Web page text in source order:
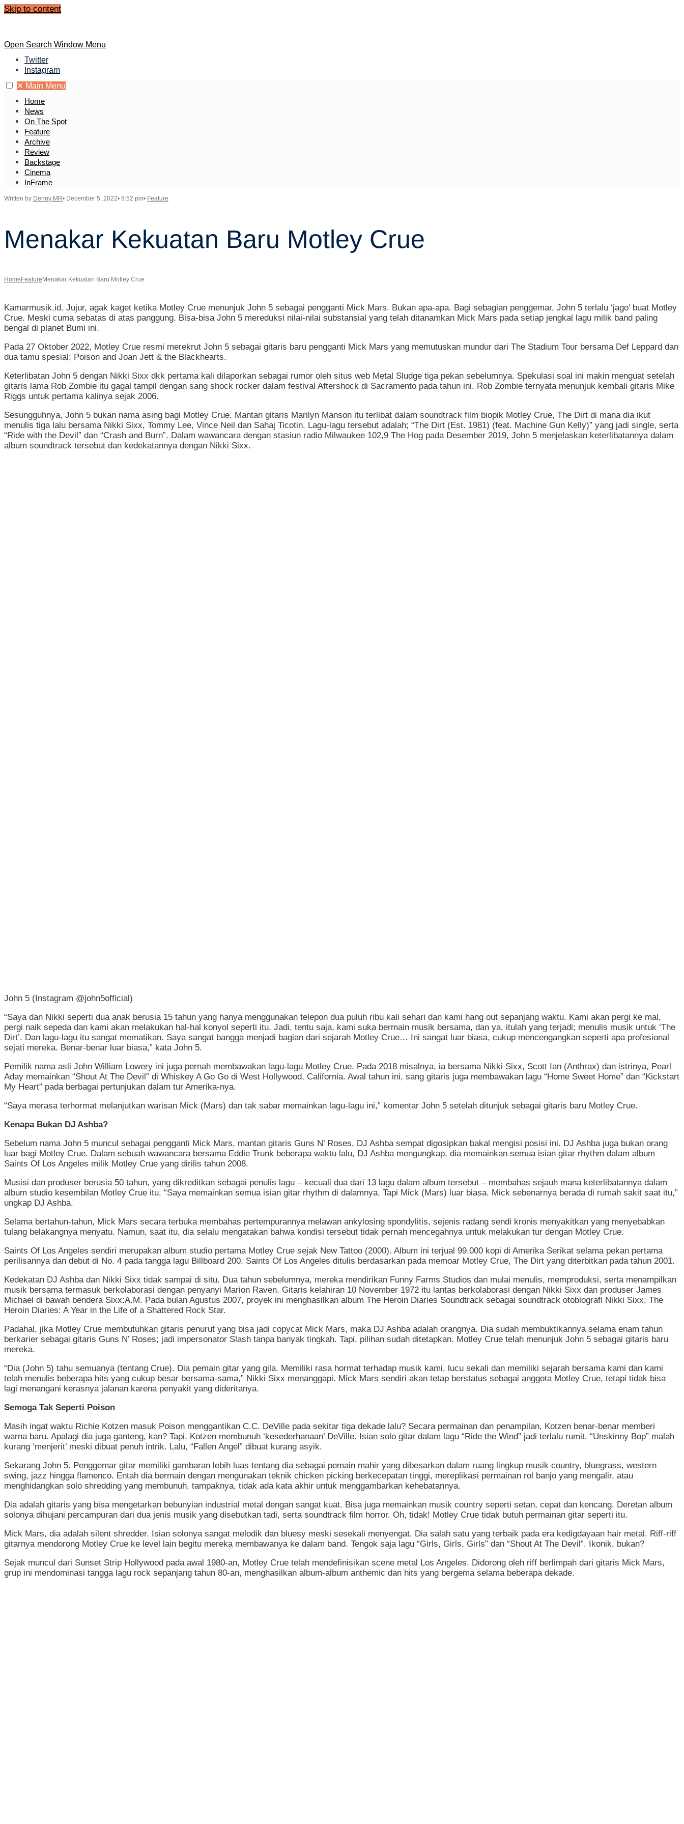
Skip to content
Open Search Window Menu
Twitter
Instagram
✕ Main Menu
Home
News
On The Spot
Feature
Archive
Review
Backstage
Cinema
InFrame
Written by Denny MR• December 5, 2022• 9:52 pm• Feature
Menakar Kekuatan Baru Motley Crue
Home Feature Menakar Kekuatan Baru Motley Crue
Kamarmusik.id. Jujur, agak kaget ketika Motley Crue menunjuk John 5 sebagai pengganti Mick Mars. Bukan apa-apa. Bagi sebagian penggemar, John 5 terlalu ‘jago’ buat Motley
Crue. Meski cuma sebatas di atas panggung. Bisa-bisa John 5 mereduksi nilai-nilai substansial yang telah ditanamkan Mick Mars pada setiap jengkal lagu milik band paling
bengal di planet Bumi ini.
Pada 27 Oktober 2022, Motley Crue resmi merekrut John 5 sebagai gitaris baru pengganti Mick Mars yang memutuskan mundur dari The Stadium Tour bersama Def Leppard dan
dua tamu spesial; Poison and Joan Jett & the Blackhearts.
Keterlibatan John 5 dengan Nikki Sixx dkk pertama kali dilaporkan sebagai rumor oleh situs web Metal Sludge tiga pekan sebelumnya. Spekulasi soal ini makin menguat setelah
gitaris lama Rob Zombie itu gagal tampil dengan sang shock rocker dalam festival Aftershock di Sacramento pada tahun ini. Rob Zombie ternyata menunjuk kembali gitaris Mike
Riggs untuk pertama kalinya sejak 2006.
Sesungguhnya, John 5 bukan nama asing bagi Motley Crue. Mantan gitaris Marilyn Manson itu terlibat dalam soundtrack film biopik Motley Crue, The Dirt di mana dia ikut
menulis tiga lalu bersama Nikki Sixx, Tommy Lee, Vince Neil dan Sahaj Ticotin. Lagu-lagu tersebut adalah; “The Dirt (Est. 1981) (feat. Machine Gun Kelly)” yang jadi single, serta
“Ride with the Devil” dan “Crash and Burn”. Dalam wawancara dengan stasiun radio Milwaukee 102,9 The Hog pada Desember 2019, John 5 menjelaskan keterlibatannya dalam
album soundtrack tersebut dan kedekatannya dengan Nikki Sixx.
John 5 (Instagram @john5official)
“Saya dan Nikki seperti dua anak berusia 15 tahun yang hanya menggunakan telepon dua puluh ribu kali sehari dan kami hang out sepanjang waktu. Kami akan pergi ke mal,
pergi naik sepeda dan kami akan melakukan hal-hal konyol seperti itu. Jadi, tentu saja, kami suka bermain musik bersama, dan ya, itulah yang terjadi; menulis musik untuk ‘The
Dirt’. Dan lagu-lagu itu sangat mematikan. Saya sangat bangga menjadi bagian dari sejarah Motley Crue… Ini sangat luar biasa, cukup mencengangkan seperti apa profesional
sejati mereka. Benar-benar luar biasa,” kata John 5.
Pemilik nama asli John William Lowery ini juga pernah membawakan lagu-lagu Motley Crue. Pada 2018 misalnya, ia bersama Nikki Sixx, Scott Ian (Anthrax) dan istrinya, Pearl
Aday memainkan “Shout At The Devil” di Whiskey A Go Go di West Hollywood, California. Awal tahun ini, sang gitaris juga membawakan lagu “Home Sweet Home” dan “Kickstart
My Heart” pada berbagai pertunjukan dalam tur Amerika-nya.
“Saya merasa terhormat melanjutkan warisan Mick (Mars) dan tak sabar memainkan lagu-lagu ini,” komentar John 5 setelah ditunjuk sebagai gitaris baru Motley Crue.
Kenapa Bukan DJ Ashba?
Sebelum nama John 5 muncul sebagai pengganti Mick Mars, mantan gitaris Guns N’ Roses, DJ Ashba sempat digosipkan bakal mengisi posisi ini. DJ Ashba juga bukan orang
luar bagi Motley Crue. Dalam sebuah wawancara bersama Eddie Trunk beberapa waktu lalu, DJ Ashba mengungkap, dia memainkan semua isian gitar rhythm dalam album
Saints Of Los Angeles milik Motley Crue yang dirilis tahun 2008.
Musisi dan produser berusia 50 tahun, yang dikreditkan sebagai penulis lagu – kecuali dua dari 13 lagu dalam album tersebut – membahas sejauh mana keterlibatannya dalam
album studio kesembilan Motley Crue itu. “Saya memainkan semua isian gitar rhythm di dalamnya. Tapi Mick (Mars) luar biasa. Mick sebenarnya berada di rumah sakit saat itu,”
ungkap DJ Ashba.
Selama bertahun-tahun, Mick Mars secara terbuka membahas pertempurannya melawan ankylosing spondylitis, sejenis radang sendi kronis menyakitkan yang menyebabkan
tulang belakangnya menyatu. Namun, saat itu, dia selalu mengatakan bahwa kondisi tersebut tidak pernah mencegahnya untuk melakukan tur dengan Motley Crue.
Saints Of Los Angeles sendiri merupakan album studio pertama Motley Crue sejak New Tattoo (2000). Album ini terjual 99.000 kopi di Amerika Serikat selama pekan pertama
perilisannya dan debut di No. 4 pada tangga lagu Billboard 200. Saints Of Los Angeles ditulis berdasarkan pada memoar Motley Crue, The Dirt yang diterbitkan pada tahun 2001.
Kedekatan DJ Ashba dan Nikki Sixx tidak sampai di situ. Dua tahun sebelumnya, mereka mendirikan Funny Farms Studios dan mulai menulis, memproduksi, serta menampilkan
musik bersama termasuk berkolaborasi dengan penyanyi Marion Raven. Gitaris kelahiran 10 November 1972 itu lantas berkolaborasi dengan Nikki Sixx dan produser James
Michael di bawah bendera Sixx:A.M. Pada bulan Agustus 2007, proyek ini menghasilkan album The Heroin Diaries Soundtrack sebagai soundtrack otobiografi Nikki Sixx, The
Heroin Diaries: A Year in the Life of a Shattered Rock Star.
Padahal, jika Motley Crue membutuhkan gitaris penurut yang bisa jadi copycat Mick Mars, maka DJ Ashba adalah orangnya. Dia sudah membuktikannya selama enam tahun
berkarier sebagai gitaris Guns N’ Roses; jadi impersonator Slash tanpa banyak tingkah. Tapi, pilihan sudah ditetapkan. Motley Crue telah menunjuk John 5 sebagai gitaris baru
mereka.
“Dia (John 5) tahu semuanya (tentang Crue). Dia pemain gitar yang gila. Memiliki rasa hormat terhadap musik kami, lucu sekali dan memiliki sejarah bersama kami dan kami
telah menulis beberapa hits yang cukup besar bersama-sama,” Nikki Sixx menanggapi. Mick Mars sendiri akan tetap berstatus sebagai anggota Motley Crue, tetapi tidak bisa
lagi menangani kerasnya jalanan karena penyakit yang dideritanya.
Semoga Tak Seperti Poison
Masih ingat waktu Richie Kotzen masuk Poison menggantikan C.C. DeVille pada sekitar tiga dekade lalu? Secara permainan dan penampilan, Kotzen benar-benar memberi
warna baru. Apalagi dia juga ganteng, kan? Tapi, Kotzen membunuh ‘kesederhanaan’ DeVille. Isian solo gitar dalam lagu “Ride the Wind” jadi terlalu rumit. “Unskinny Bop” malah
kurang ‘menjerit’ meski dibuat penuh intrik. Lalu, “Fallen Angel” dibuat kurang asyik.
Sekarang John 5. Penggemar gitar memiliki gambaran lebih luas tentang dia sebagai pemain mahir yang dibesarkan dalam ruang lingkup musik country, bluegrass, western
swing, jazz hingga flamenco. Entah dia bermain dengan mengunakan teknik chicken picking berkecepatan tinggi, mereplikasi permainan rol banjo yang mengalir, atau
menghidangkan solo shredding yang membunuh, tampaknya, tidak ada kata akhir untuk menggambarkan kehebatannya.
Dia adalah gitaris yang bisa mengetarkan bebunyian industrial metal dengan sangat kuat. Bisa juga memainkan musik country seperti setan, cepat dan kencang. Deretan album
solonya dihujani percampuran dari dua jenis musik yang disebutkan tadi, serta soundtrack film horror. Oh, tidak! Motley Crue tidak butuh permainan gitar seperti itu.
Mick Mars, dia adalah silent shredder. Isian solonya sangat melodik dan bluesy meski sesekali menyengat. Dia salah satu yang terbaik pada era kedigdayaan hair metal. Riff-riff
gitarnya mendorong Motley Crue ke level lain begitu mereka membawanya ke dalam band. Tengok saja lagu “Girls, Girls, Girls” dan “Shout At The Devil”. Ikonik, bukan?
Sejak muncul dari Sunset Strip Hollywood pada awal 1980-an, Motley Crue telah mendefinisikan scene metal Los Angeles. Didorong oleh riff berlimpah dari gitaris Mick Mars,
grup ini mendominasi tangga lagu rock sepanjang tahun 80-an, menghasilkan album-album anthemic dan hits yang bergema selama beberapa dekade.